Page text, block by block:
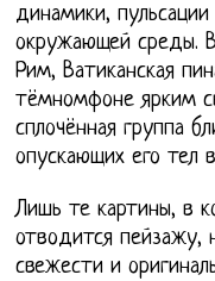
динамики,
окружающей среды.
Рим, Ватиканская
тёмномфоне ярким
сплочённая группа
опускающих его тел
Лишь те картины, в
отводится пейзажу,
свежести и